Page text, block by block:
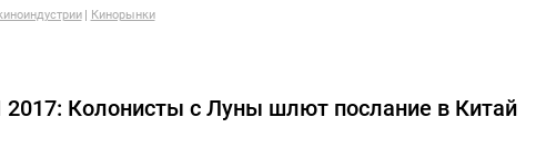
Кинорынки
2017: Колонисты с Луны шлют послание в Китай